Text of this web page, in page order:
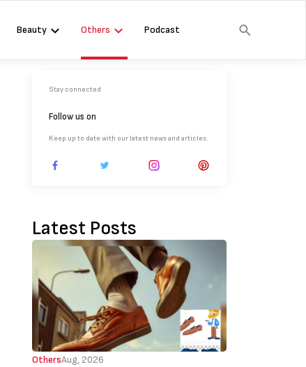
Beauty Others Podcast
Stay connected
Follow us on
Keep up to date with our latest news and articles.
Latest Posts
OthersAug, 2026